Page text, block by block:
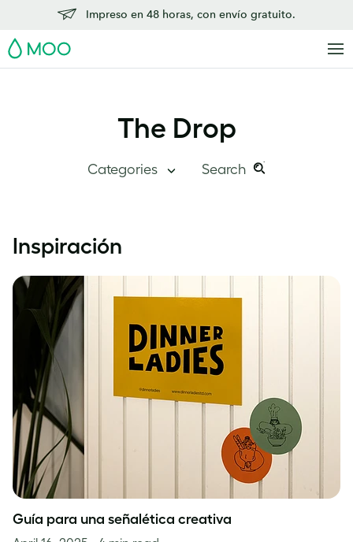
Impreso en 48 horas, con envío gratuito.
MOO
The Drop
Categories Search
Descubre MOO
Historias de éxito
Inspiración
site:
Search
Inspiración
Guía para una señalética creativa